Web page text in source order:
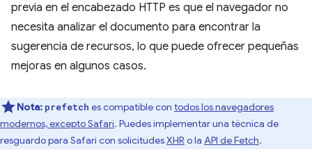
previa en el encabezado HTTP es que el navegador no
necesita analizar el documento para encontrar la
sugerencia de recursos, lo que puede ofrecer pequeñas
mejoras en algunos casos.
Nota: prefetch es compatible con todos los navegadores
modernos, excepto Safari. Puedes implementar una técnica de
resguardo para Safari con solicitudesXHR o la API de Fetch.